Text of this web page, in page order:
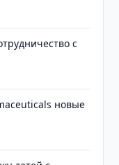
с
новые